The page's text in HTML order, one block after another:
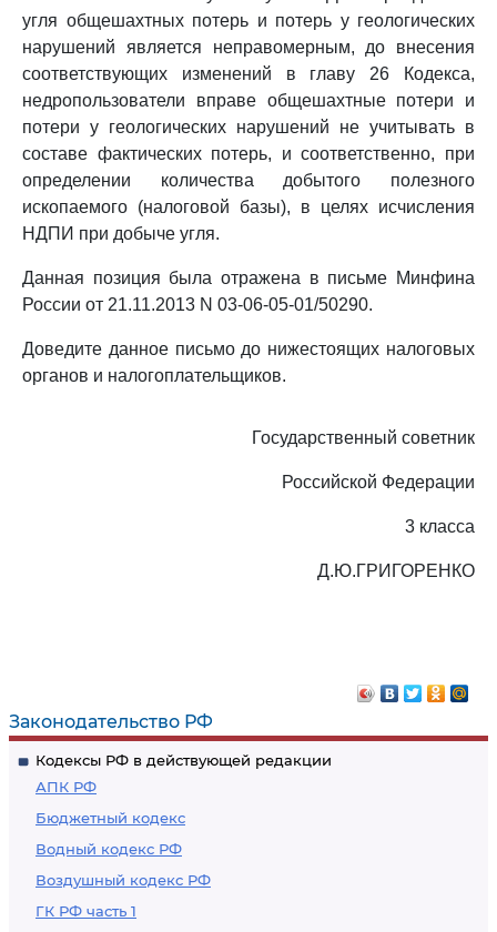
Законодательство РФ
Кодексы РФ в действующей редакции
АПК РФ
Бюджетный кодекс
Водный кодекс РФ
Воздушный кодекс РФ
ГК РФ часть 1
угля общешахтных потерь и потерь у геологических
нарушений является неправомерным, до внесения
соответствующих изменений в главу 26 Кодекса,
недропользователи вправе общешахтные потери и
потери у геологических нарушений не учитывать в
составе фактических потерь, и соответственно, при
определении количества добытого полезного
ископаемого (налоговой базы), в целях исчисления
НДПИ при добыче угля.
Данная позиция была отражена в письме Минфина
России от 21.11.2013 N 03-06-05-01/50290.
Доведите данное письмо до нижестоящих налоговых
органов и налогоплательщиков.
Государственный советник
Российской Федерации
3 класса
Д.Ю.ГРИГОРЕНКО